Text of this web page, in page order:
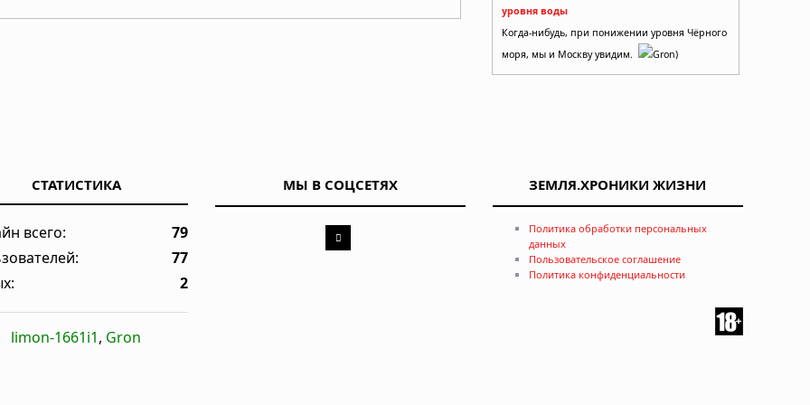
исследование
ваш разум и решения
уровня воды
Когда-нибудь, при понижении уровня Чёрного
моря, мы и Москву увидим.
Gron)
СТАТИСТИКА
всего:
79
77
2
limon-1661i1, Gron
МЫ В СОЦСЕТЯХ ЗЕМЛЯ.ХРОНИКИ ЖИЗНИ
Политика обработки персональных
данных
Пользовательское соглашение
Политика конфиденциальности